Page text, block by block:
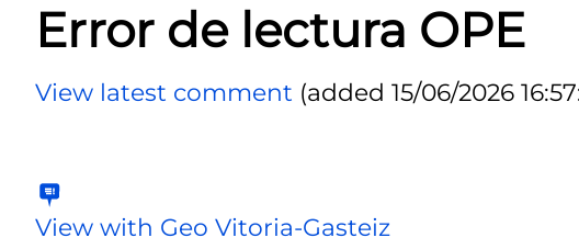
Error de lectura OPE
View latest comment (added 15/06/2026
View with Geo Vitoria-Gasteiz